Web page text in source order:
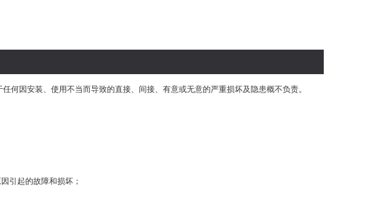
任何因安装、使用不当而导致的直接、间接、有意或无意的严重损坏及隐患概不负责。
引起的故障和损坏；